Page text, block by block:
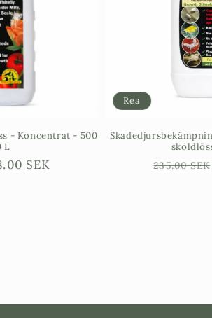
- 500
SEK
Rea
Skadedjursbekämpning
sköldlöss
Ordinarie
235.00 SEK